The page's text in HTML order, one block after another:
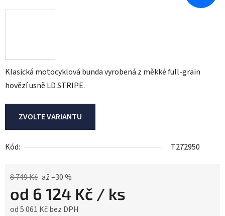
Klasická motocyklová bunda vyrobená z měkké full-grain
hovězí usně LD STRIPE.
ZVOLTE VARIANTU
Kód: T272950
8 749 Kč až –30 %
od 6 124 Kč / ks
od5 061 Kčbez DPH